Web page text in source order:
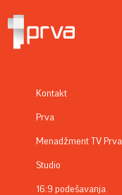
Kontakt
Prva
Menadžment TV Prva
Studio
16:9 podešavanja